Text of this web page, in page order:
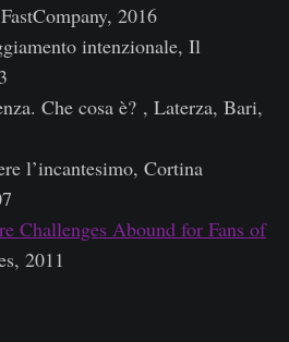
2016
intenzionale, Il
Che cosa è? , Laterza, Bari,
l’incantesimo, Cortina
Challenges Abound for Fans of
2011